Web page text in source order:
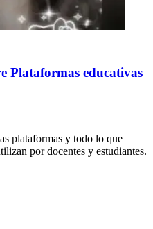
Plataformas educativas
plataformas y todo lo que
por docentes y estudiantes.